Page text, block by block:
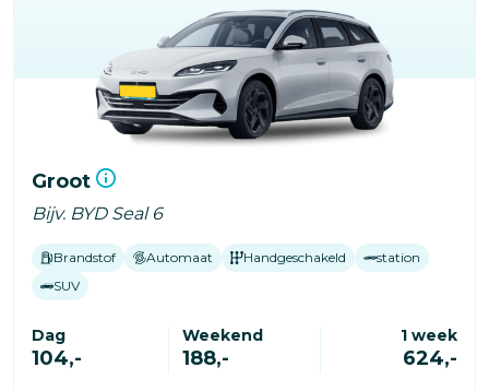
Groot
Bijv. BYD Seal 6
Brandstof Automaat Handgeschakeld
station
SUV
Dag
104,-
Weekend
188,-
1 week
624,-